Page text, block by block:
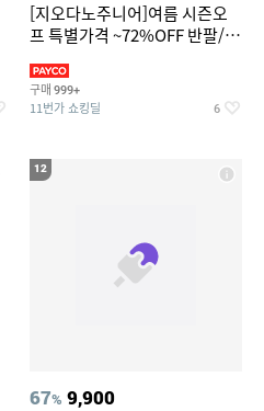
[지오다노주니어]여름 시즌오
프 특별가격 ~72%OFF 반팔/반
구매 999+
11번가 쇼킹딜 6
12
67% 9,900